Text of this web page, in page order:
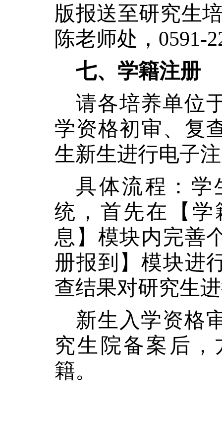
版报送至研究生
陈老师处，0591-
七、学籍注册
请各培养单位
学资格初审、复
生新生进行电子
具体流程：学
统，首先在【
息】模块内完善
册报到】模块进
查结果对研究生
新生入学资格
究生院备案后
籍。